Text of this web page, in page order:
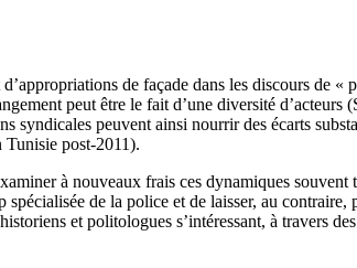
de façade dans les discours de «
peut être le fait d’une diversité d’acteurs
syndicales peuvent ainsi nourrir des écarts
Tunisie post-2011).
à nouveaux frais ces dynamiques souvent
de la police et de laisser, au contraire,
et politologues s’intéressant, à travers